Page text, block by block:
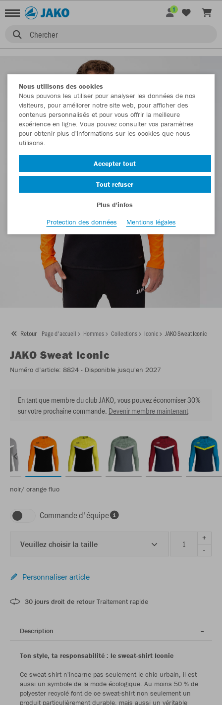
Chercher
1
Retour Page d'accueil Hommes Collections Iconic JAKO Sweat Iconic
JAKO Sweat Iconic
Numéro d’article: 8824 - Disponible jusqu'en 2027
En tant que membre du club JAKO, vous pouvez économiser 30%
sur votre prochaine commande. Devenir membre maintenant
noir/ orange fluo
Commande d'équipe
Veuillez choisir la taille
+
-
Personnaliser article
30 jours droit de retour Traitement rapide
Description
Ton style, ta responsabilité : le sweat-shirt Iconic
Ce sweat-shirt n'incarne pas seulement le chic urbain, il est
aussi un symbole de la mode écologique. Au moins 50 % de
polyester recyclé font de ce sweat-shirt non seulement un
produit particulièrement durable, mais aussi un véritable
Nous utilisons des cookies
Nous pouvons les utiliser pour analyser les données de nos
visiteurs, pour améliorer notre site web, pour afficher des
contenus personnalisés et pour vous offrir la meilleure
expérience en ligne. Vous pouvez consulter vos paramètres
pour obtenir plus d'informations sur les cookies que nous
utilisons.
Accepter tout
Tout refuser
Plus d'infos
Protection des données
Mentions légales